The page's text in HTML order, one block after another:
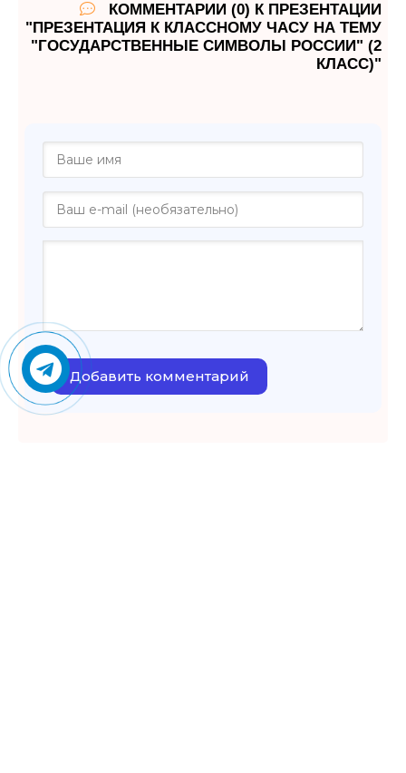
КОММЕНТАРИИ (0) К ПРЕЗЕНТАЦИИ
"ПРЕЗЕНТАЦИЯ К КЛАССНОМУ ЧАСУ НА ТЕМУ
"ГОСУДАРСТВЕННЫЕ СИМВОЛЫ РОССИИ" (2
КЛАСС)"
Добавить комментарий